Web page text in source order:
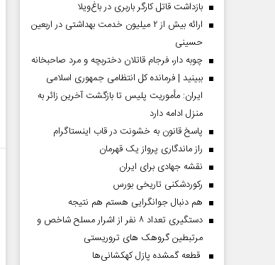
بازداشت قاتل کارگر باربری در باغ‌ویلا
ارائه بیش از ۲ میلیون خدمت بهداشتی در اربعین
حسینی
چوبه دار، فرجام قاتلان دختربچه و مرد صاحبخانه
ببینید | فرمانده کل انتظامی جمهوری اسلامی
ایران­: مأموریت پلیس تا بازگشت آخرین زائر به
منزل ادامه دارد
پاسخ قانون به خشونت در قاب اینستاگرام
راز ماندگاری پرواز یک قهرمان
نقشه جهادی برای ایران
رکوردشکنی تاریخی بورس
هم دنبال جوانگرایی هستم هم نتیجه
دستگیری تعداد ۸ نفر از اشرار مسلح شاخص و
مرتبطین گروهک های تروریستی
قطعه گمشده پازل کهکشانی‌ها